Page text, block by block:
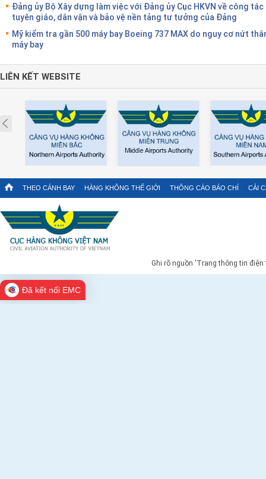
Đảng ủy Bộ Xây dựng làm việc với Đảng ủy Cục HKVN về công tác
tuyên giáo, dân vận và bảo vệ nền tảng tư tưởng của Đảng
Mỹ kiểm tra gần 500 máy bay Boeing 737 MAX do nguy cơ nứt
máy bay
LIÊN KẾT WEBSITE
Prev
THEO CÁNH BAY HÀNG KHÔNG THẾ GIỚI THÔNG CÁO BÁO CHÍ CẢI
Ghi rõ nguồn 'Trang thông tin
Đã kết nối EMC